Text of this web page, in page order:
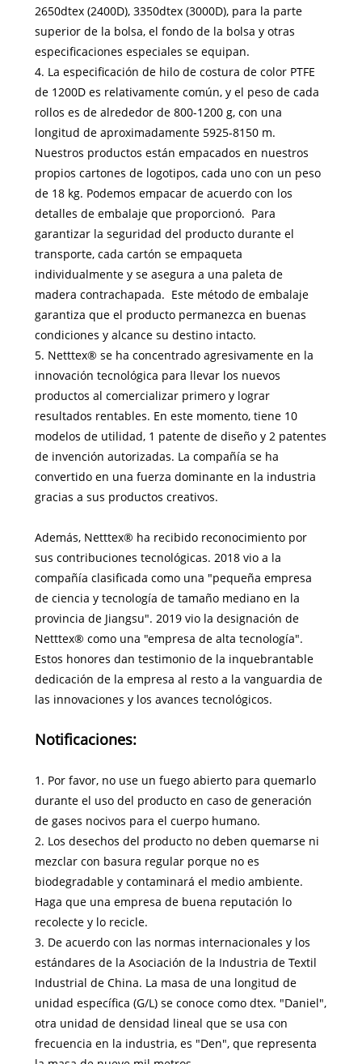
2650dtex (2400D), 3350dtex (3000D), para la parte
superior de la bolsa, el fondo de la bolsa y otras
especificaciones especiales se equipan.
4. La especificación de hilo de costura de color PTFE
de 1200D es relativamente común, y el peso de cada
rollos es de alrededor de 800-1200 g, con una
longitud de aproximadamente 5925-8150 m.
Nuestros productos están empacados en nuestros
propios cartones de logotipos, cada uno con un peso
de 18 kg. Podemos empacar de acuerdo con los
detalles de embalaje que proporcionó. Para
garantizar la seguridad del producto durante el
transporte, cada cartón se empaqueta
individualmente y se asegura a una paleta de
madera contrachapada. Este método de embalaje
garantiza que el producto permanezca en buenas
condiciones y alcance su destino intacto.
5. Netttex® se ha concentrado agresivamente en la
innovación tecnológica para llevar los nuevos
productos al comercializar primero y lograr
resultados rentables. En este momento, tiene 10
modelos de utilidad, 1 patente de diseño y 2 patentes
de invención autorizadas. La compañía se ha
convertido en una fuerza dominante en la industria
gracias a sus productos creativos.
Además, Netttex® ha recibido reconocimiento por
sus contribuciones tecnológicas. 2018 vio a la
compañía clasificada como una "pequeña empresa
de ciencia y tecnología de tamaño mediano en la
provincia de Jiangsu". 2019 vio la designación de
Netttex® como una "empresa de alta tecnología".
Estos honores dan testimonio de la inquebrantable
dedicación de la empresa al resto a la vanguardia de
las innovaciones y los avances tecnológicos.
Notificaciones:
1. Por favor, no use un fuego abierto para quemarlo
durante el uso del producto en caso de generación
de gases nocivos para el cuerpo humano.
2. Los desechos del producto no deben quemarse ni
mezclar con basura regular porque no es
biodegradable y contaminará el medio ambiente.
Haga que una empresa de buena reputación lo
recolecte y lo recicle.
3. De acuerdo con las normas internacionales y los
estándares de la Asociación de la Industria de Textil
Industrial de China. La masa de una longitud de
unidad específica (G/L) se conoce como dtex. "Daniel",
otra unidad de densidad lineal que se usa con
frecuencia en la industria, es "Den", que representa